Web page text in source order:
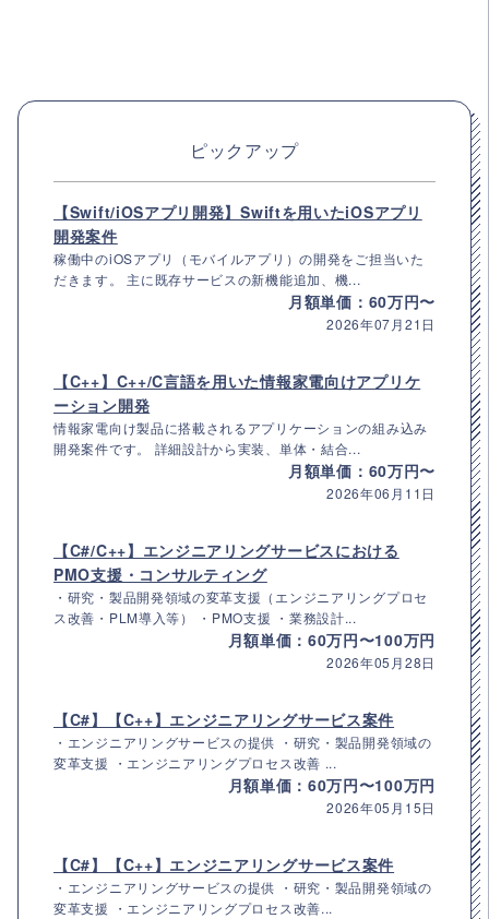
ピックアップ
【Swift/iOSアプリ開発】Swiftを用いたiOSアプリ
開発案件
稼働中のiOSアプリ（モバイルアプリ）の開発をご担当いた
だきます。 主に既存サービスの新機能追加、機...
月額単価：60万円〜
2026年07月21日
【C++】C++/C言語を用いた情報家電向けアプリケ
ーション開発
情報家電向け製品に搭載されるアプリケーションの組み込み
開発案件です。 詳細設計から実装、単体・結合...
月額単価：60万円〜
2026年06月11日
【C#/C++】エンジニアリングサービスにおける
PMO支援・コンサルティング
・研究・製品開発領域の変革支援（エンジニアリングプロセ
ス改善・PLM導入等） ・PMO支援 ・業務設計...
月額単価：60万円〜100万円
2026年05月28日
【C#】【C++】エンジニアリングサービス案件
・エンジニアリングサービスの提供 ・研究・製品開発領域の
変革支援 ・エンジニアリングプロセス改善 ...
月額単価：60万円〜100万円
2026年05月15日
【C#】【C++】エンジニアリングサービス案件
・エンジニアリングサービスの提供 ・研究・製品開発領域の
変革支援 ・エンジニアリングプロセス改善...